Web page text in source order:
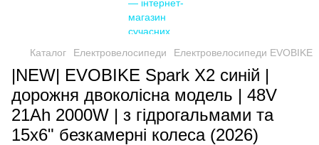
Каталог Електровелосипеди Електровелосипеди EVOBIKE
|NEW| EVOBIKE Spark X2 синій |
дорожня двоколісна модель | 48V
21Ah 2000W | з гідрогальмами та
15х6" безкамерні колеса (2026)